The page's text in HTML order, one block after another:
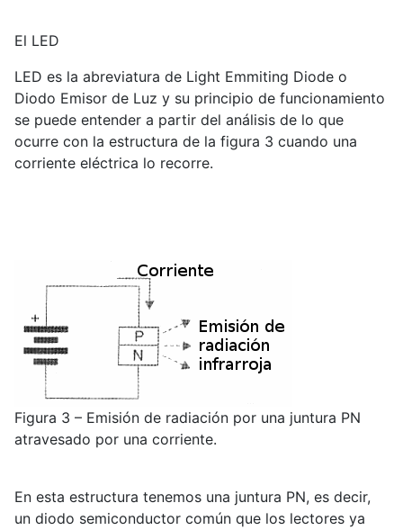
El LED
LED es la abreviatura de Light Emmiting Diode o
Diodo Emisor de Luz y su principio de funcionamiento
se puede entender a partir del análisis de lo que
ocurre con la estructura de la figura 3 cuando una
corriente eléctrica lo recorre.
Figura 3 – Emisión de radiación por una juntura PN
atravesado por una corriente.
En esta estructura tenemos una juntura PN, es decir,
un diodo semiconductor común que los lectores ya